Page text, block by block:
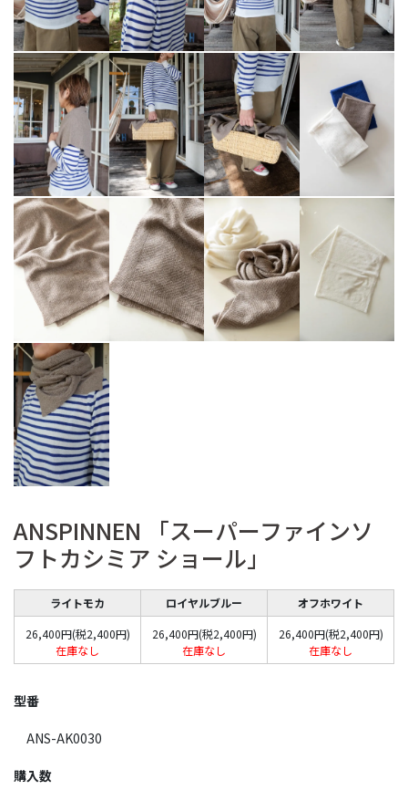
ANSPINNEN 「スーパーファインソ
フトカシミア ショール」
ライトモカ ロイヤルブルー
オフホワイト
26,400円(税2,400円)
在庫なし
26,400円(税2,400円)
在庫なし
26,400円(税2,400円)
在庫なし
型番
ANS-AK0030
購入数